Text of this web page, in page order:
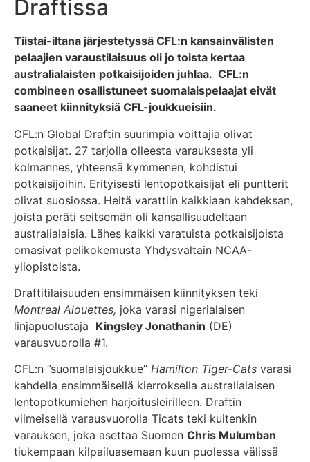
Draftissa
Tiistai-iltana järjestetyssä CFL:n kansainvälisten
pelaajien varaustilaisuus oli jo toista kertaa
australialaisten potkaisijoiden juhlaa. CFL:n
combineen osallistuneet suomalaispelaajat eivät
saaneet kiinnityksiä CFL-joukkueisiin.
CFL:n Global Draftin suurimpia voittajia olivat
potkaisijat. 27 tarjolla olleesta varauksesta yli
kolmannes, yhteensä kymmenen, kohdistui
potkaisijoihin. Erityisesti lentopotkaisijat eli puntterit
olivat suosiossa. Heitä varattiin kaikkiaan kahdeksan,
joista peräti seitsemän oli kansallisuudeltaan
australialaisia. Lähes kaikki varatuista potkaisijoista
omasivat pelikokemusta Yhdysvaltain NCAA-
yliopistoista.
Draftitilaisuuden ensimmäisen kiinnityksen teki
Montreal Alouettes, joka varasi nigerialaisen
linjapuolustaja Kingsley Jonathanin (DE)
varausvuorolla #1.
CFL:n ”suomalaisjoukkue” Hamilton Tiger-Cats varasi
kahdella ensimmäisellä kierroksella australialaisen
lentopotkumiehen harjoitusleirilleen. Draftin
viimeisellä varausvuorolla Ticats teki kuitenkin
varauksen, joka asettaa Suomen Chris Mulumban
tiukempaan kilpailuasemaan kuun puolessa välissä